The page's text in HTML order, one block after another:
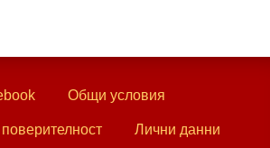
Общи условия
Лични данни